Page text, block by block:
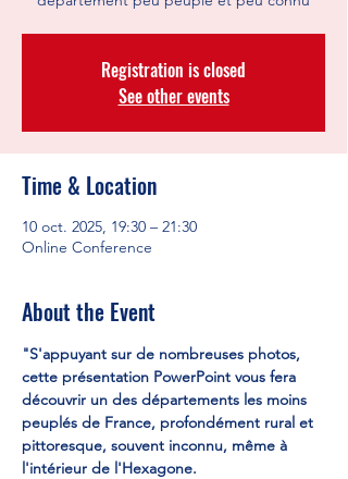
Registration is closed
See other events
Time & Location
10 oct. 2025, 19:30 – 21:30
Online Conference
About the Event
"S'appuyant sur de nombreuses photos,
cette présentation PowerPoint vous fera
découvrir un des départements les moins
peuplés de France, profondément rural et
pittoresque, souvent inconnu, même à
l'intérieur de l'Hexagone.